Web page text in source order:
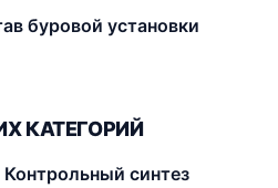
буровой установки
КАТЕГОРИЙ
синтез